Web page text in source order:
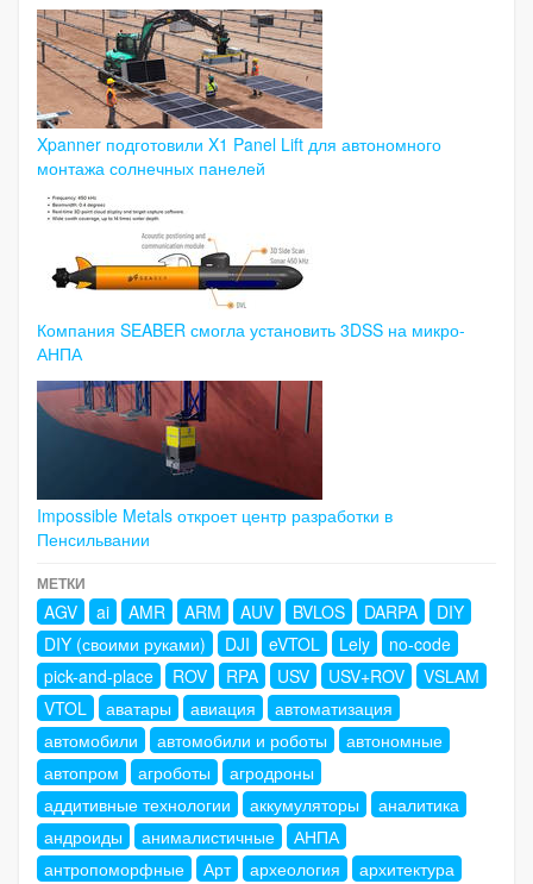
Xpanner подготовили X1 Panel Lift для автономного
монтажа солнечных панелей
Компания SEABER смогла установить 3DSS на микро-
АНПА
Impossible Metals откроет центр разработки в
Пенсильвании
МЕТКИ
AGV ai AMR ARM AUV BVLOS DARPA
DIY
DIY (своими руками)
DJI eVTOL Lely
no-code
pick-and-place
ROV RPA USV USV+ROV
VSLAM
VTOL
аватары авиация
автоматизация
автомобили
автомобили и роботы
автономные
автопром
агроботы
агродроны
аддитивные технологии
аккумуляторы
аналитика
андроиды
анималистичные
АНПА
антропоморфные
Арт археология
архитектура